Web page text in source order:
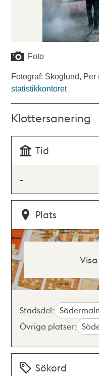
Foto
Fotograf: Skoglund, Per
statistikkontoret
Klottersanering
Tid
-
Plats
Stadsdel:
Övriga platser:
Sökord